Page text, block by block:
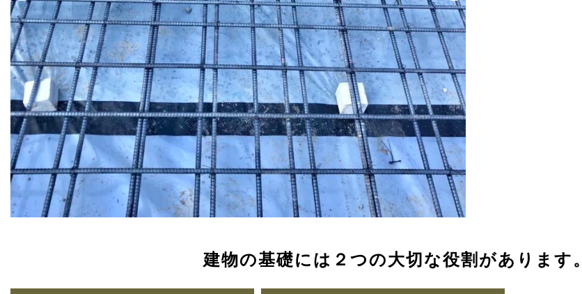
建物の基礎には２つの大切な役割があります。